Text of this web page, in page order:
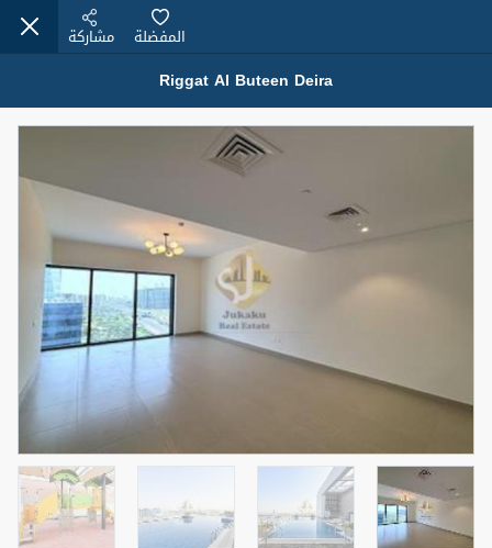
Modern Renovated Unit Near Marina Metro Station
95,000 درهم
3
حمام
1
المنطقة (متر
مربع)
70.03
الشيكات
اسم الوسيط
NILOOFAR ABBAS VAKIL
رقم الوسيط
5 أشهر +
Riggat Al Buteen Deira
المفضلة مشاركة